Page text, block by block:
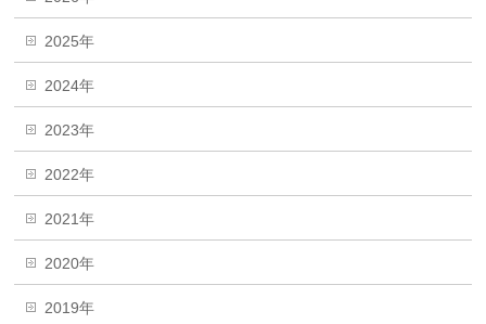
2025年
2024年
2023年
2022年
2021年
2020年
2019年